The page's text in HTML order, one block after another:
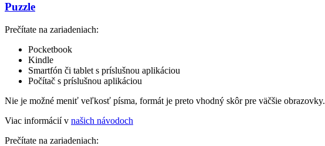
Puzzle
Prečítate na zariadeniach:
Pocketbook
Kindle
Smartfón či tablet s príslušnou aplikáciou
Počítač s príslušnou aplikáciou
Nie je možné meniť veľkosť písma, formát je preto vhodný skôr pre väčšie obrazovky.
Viac informácií v našich návodoch
Prečítate na zariadeniach: